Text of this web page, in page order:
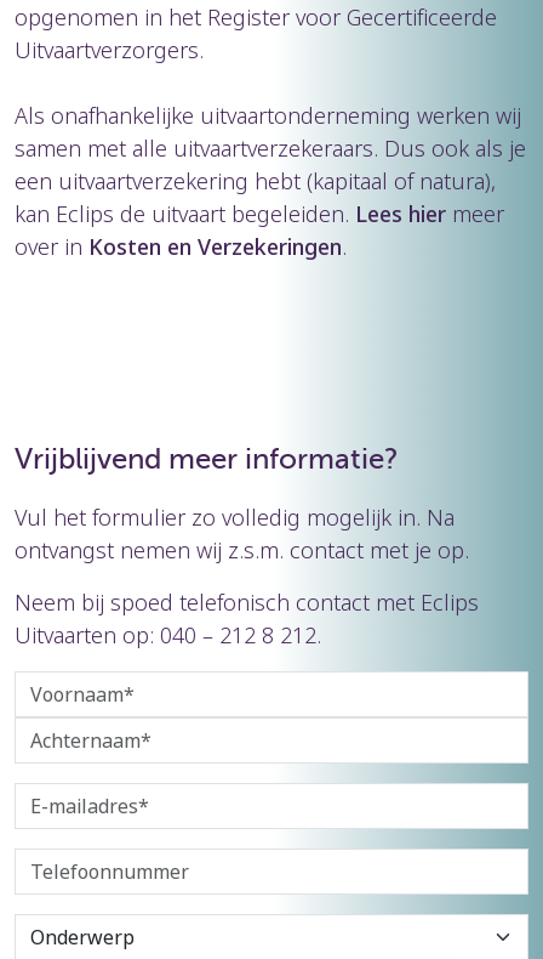
opgenomen in het Register voor Gecertificeerde
Uitvaartverzorgers.
Als onafhankelijke uitvaartonderneming werken wij
samen met alle uitvaartverzekeraars. Dus ook als je
een uitvaartverzekering hebt (kapitaal of natura),
kan Eclips de uitvaart begeleiden. Lees hier meer
over in Kosten en Verzekeringen.
Vrijblijvend meer informatie?
Vul het formulier zo volledig mogelijk in. Na
ontvangst nemen wij z.s.m. contact met je op.
Neem bij spoed telefonisch contact met Eclips
Uitvaarten op: 040 – 212 8 212.